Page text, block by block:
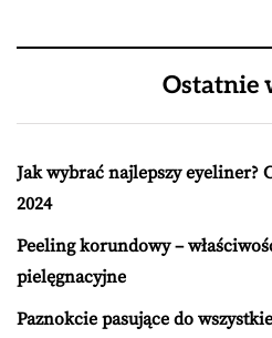
Ostatnie
Jak wybrać najlepszy eyeliner?
2024
Peeling korundowy –
pielęgnacyjne
Paznokcie pasujące do